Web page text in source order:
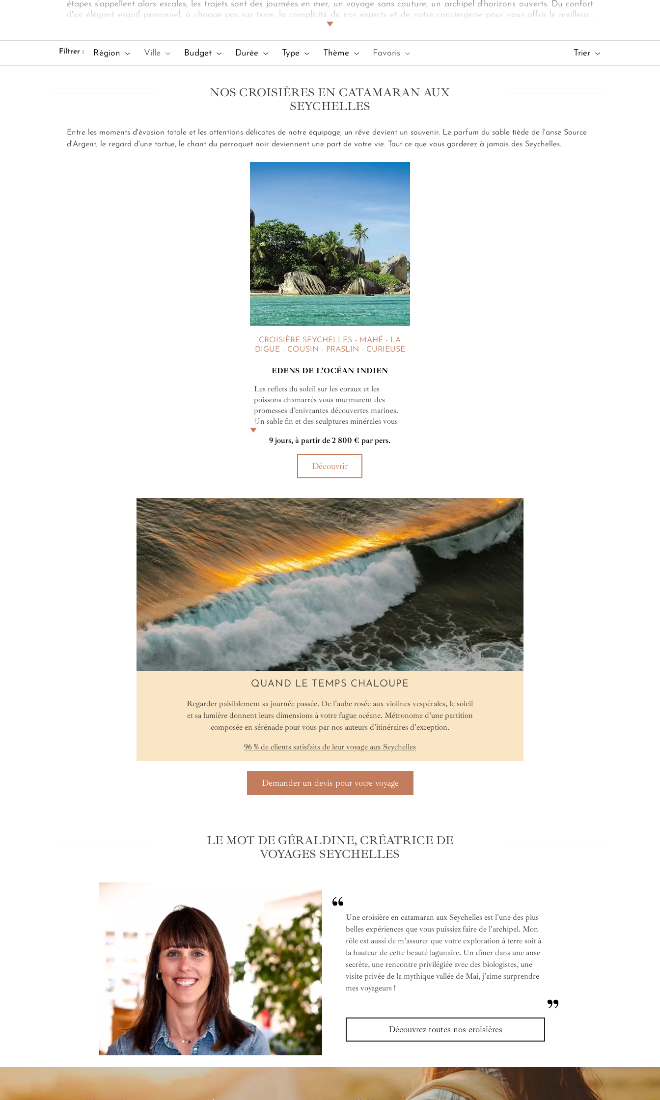
étapes s'appellent alors escales, les trajets sont des journées en mer, un voyage sans couture, un archipel d'horizons ouverts. Du confort
d'un élégant esquif personnel, à chaque pas sur terre, la complicité de nos experts et de notre conciergerie pour vous offrir le meilleur…
, nous tenons la barre, vos rêves en boussole pour une
seychelloise. Vous ne suivez plus un itinéraire, vous vivez l'expérience de l'intime et du grandiose enlacés.
Filtrer : Région Ville Budget Durée Type Thème Favoris Trier
NOS CROISIÈRES EN CATAMARAN AUX
SEYCHELLES
Entre les moments d'évasion totale et les attentions délicates de notre équipage, un rêve devient un souvenir. Le parfum du sable tiède de l'anse Source
d'Argent, le regard d'une tortue, le chant du perroquet noir deviennent une part de votre vie. Tout ce que vous garderez à jamais des Seychelles.
CROISIÈRE SEYCHELLES - MAHÉ - LA
DIGUE - COUSIN - PRASLIN - CURIEUSE
EDENS DE L’OCÉAN INDIEN
Les reflets du soleil sur les coraux et les
poissons chamarrés vous murmurent des
promesses d’enivrantes découvertes marines.
Un sable fin et des sculptures minérales vous
attendent dès la sortie de l’Océan, notamment
à l’Anse Lazio, où mouille, en cet instant votre
charmant catamaran. Bienvenue aux
9 jours, à partir de 2 800 € par pers.
Découvrir
QUAND LE TEMPS CHALOUPE
Regarder paisiblement sa journée passée. De l'aube rosée aux violines vespérales, le soleil
et sa lumière donnent leurs dimensions à votre fugue océane. Métronome d'une partition
composée en sérénade pour vous par nos auteurs d'itinéraires d'exception.
96 % de clients satisfaits de leur voyage aux Seychelles
Demander un devis pour votre voyage
LE MOT DE GÉRALDINE, CRÉATRICE DE
VOYAGES SEYCHELLES
Une croisière en catamaran aux Seychelles est l'une des plus
belles expériences que vous puissiez faire de l'archipel. Mon
rôle est aussi de m'assurer que votre exploration à terre soit à
la hauteur de cette beauté lagunaire. Un dîner dans une anse
secrète, une rencontre privilégiée avec des biologistes, une
visite privée de la mythique vallée de Mai, j'aime surprendre
mes voyageurs !
Découvrez toutes nos croisières